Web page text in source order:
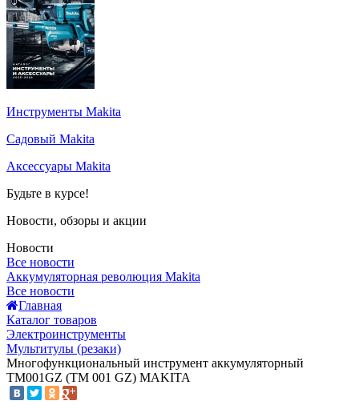
Инструменты Makita
Садовый Makita
Аксессуары Makita
Будьте в курсе!
Новости, обзоры и акции
Новости
Все новости
Аккумуляторная революция Makita
Все новости
Главная
Каталог товаров
Электроинструменты
Мультитулы (резаки)
Многофункциональный инструмент аккумуляторный
TM001GZ (TM 001 GZ) MAKITA